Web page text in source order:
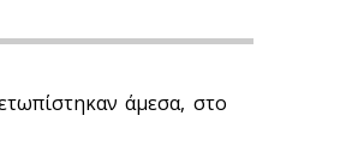
άμεσα, στο